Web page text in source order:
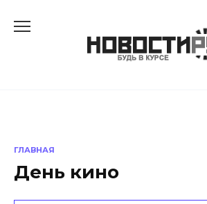
ГЛАВНАЯ
День кино